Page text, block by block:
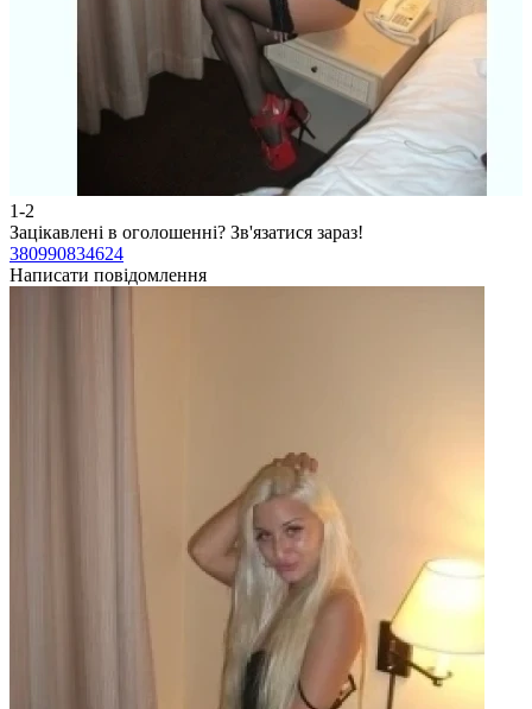
1-2
Зацікавлені в оголошенні? Зв'язатися зараз!
380990834624
Написати повідомлення